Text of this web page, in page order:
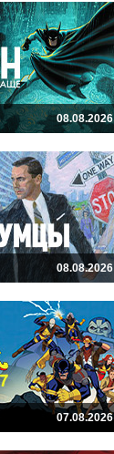
08.08.2026
08.08.2026
07.08.2026